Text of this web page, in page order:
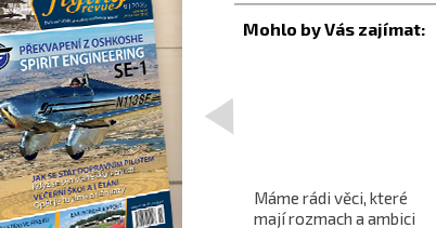
Projekt nadzvukového
letounu X-59 QueSST
Máme rádi věci, které
mají rozmach a ambici